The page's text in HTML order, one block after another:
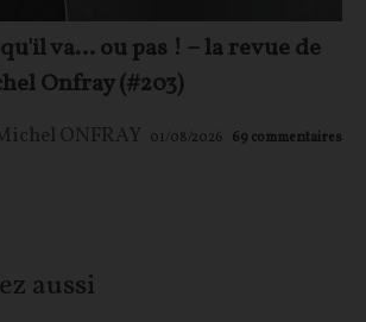
va… ou pas ! – la revue de
Onfray (#203)
ONFRAY 01/08/2026 69 commentaires
aussi